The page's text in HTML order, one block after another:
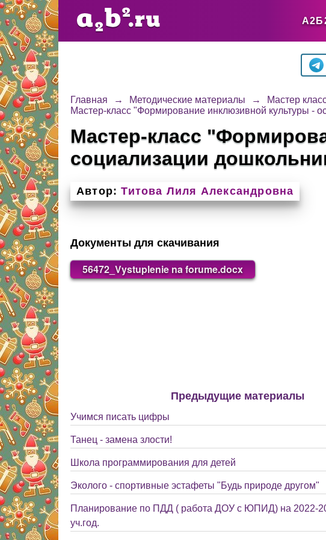
Главная → Методические материалы → Мастер
Мастер-класс "Формирование инклюзивной культуры -
Мастер-класс
социализации
Автор: Титова Лиля Александровна
Документы для скачивания
56472_Vystuplenie na forume.docx
Предыдущие материалы
Учимся писать цифры
Танец - замена злости!
Школа программирования для детей
Эколого - спортивные эстафеты "Будь природе другом"
Планирование по ПДД ( работа ДОУ с ЮПИД) на 2022-
уч.год.